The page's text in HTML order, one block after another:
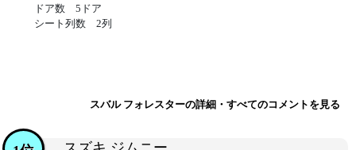
ドア数 5ドア
シート列数 2列
スバル フォレスターの詳細・すべてのコメントを見る